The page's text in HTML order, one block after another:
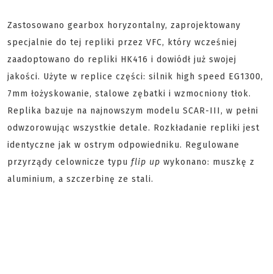
Zastosowano gearbox horyzontalny, zaprojektowany
specjalnie do tej repliki przez VFC, który wcześniej
zaadoptowano do repliki HK416 i dowiódł już swojej
jakości. Użyte w replice części: silnik high speed EG1300,
7mm łożyskowanie, stalowe zębatki i wzmocniony tłok.
Replika bazuje na najnowszym modelu SCAR-III, w pełni
odwzorowując wszystkie detale. Rozkładanie repliki jest
identyczne jak w ostrym odpowiedniku. Regulowane
przyrządy celownicze typu flip up wykonano: muszkę z
aluminium, a szczerbinę ze stali.